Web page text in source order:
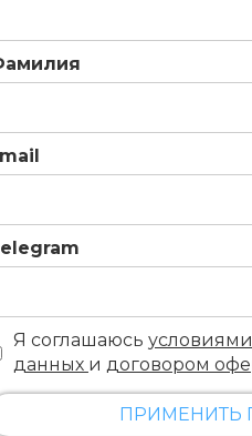
Я соглашаюсь
данных и договором
ПРИМЕНИТЬ